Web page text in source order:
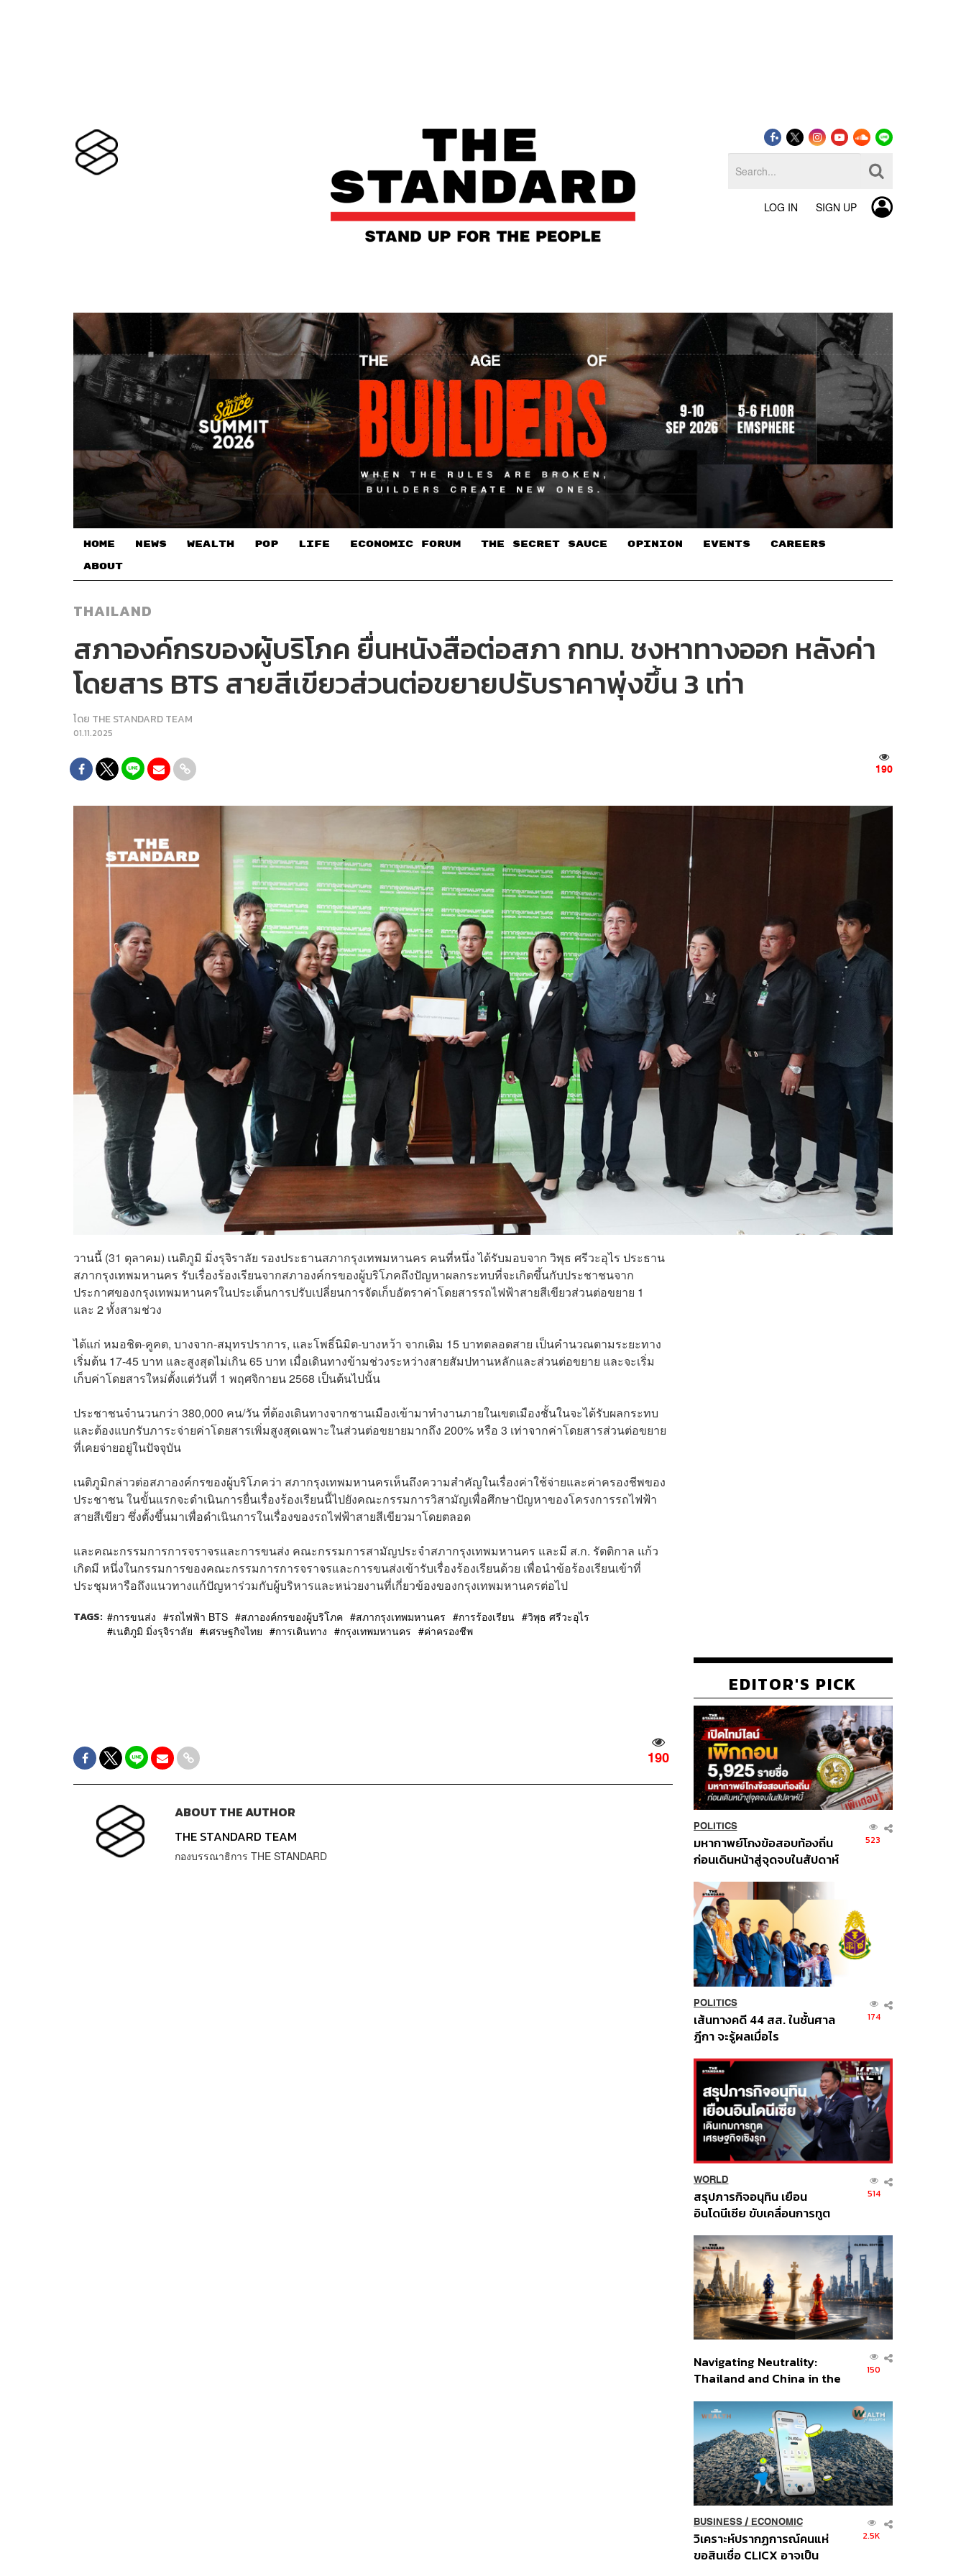
LOG IN SIGN UP
HOME NEWS WEALTH POP LIFE ECONOMIC FORUM THE SECRET SAUCE​ OPINION EVENTS CAREERS
ABOUT
THAILAND
​สภาองค์กรของผู้บริโภค ยื่นหนังสือต่อสภา กทม. ชงหาทางออก หลังค่า
โดยสาร BTS สายสีเขียวส่วนต่อขยายปรับราคาพุ่งขึ้น 3 เท่า
โดย THE STANDARD TEAM
01.11.2025
190
วานนี้ (31 ตุลาคม) เนติภูมิ มิ่งรุจิราลัย รองประธานสภากรุงเทพมหานคร คนที่หนึ่ง ได้รับมอบจาก วิพุธ ศรีวะอุไร ประธาน
สภากรุงเทพมหานคร รับเรื่องร้องเรียนจากสภาองค์กรของผู้บริโภคถึงปัญหาผลกระทบที่จะเกิดขึ้นกับประชาชนจาก
ประกาศของกรุงเทพมหานครในประเด็นการปรับเปลี่ยนการจัดเก็บอัตราค่าโดยสารรถไฟฟ้าสายสีเขียวส่วนต่อขยาย 1
และ 2 ทั้งสามช่วง
ได้แก่ หมอชิต-คูคต, บางจาก-สมุทรปราการ, และโพธิ์นิมิต-บางหว้า จากเดิม 15 บาทตลอดสาย เป็นคำนวณตามระยะทาง
เริ่มต้น 17-45 บาท และสูงสุดไม่เกิน 65 บาท เมื่อเดินทางข้ามช่วงระหว่างสายสัมปทานหลักและส่วนต่อขยาย และจะเริ่ม
เก็บค่าโดยสารใหม่ตั้งแต่วันที่ 1 พฤศจิกายน 2568 เป็นต้นไปนั้น
ประชาชนจำนวนกว่า 380,000 คน/วัน ที่ต้องเดินทางจากชานเมืองเข้ามาทำงานภายในเขตเมืองชั้นในจะได้รับผลกระทบ
และต้องแบกรับภาระจ่ายค่าโดยสารเพิ่มสูงสุดเฉพาะในส่วนต่อขยายมากถึง 200% หรือ 3 เท่าจากค่าโดยสารส่วนต่อขยาย
ที่เคยจ่ายอยู่ในปัจจุบัน
เนติภูมิกล่าวต่อสภาองค์กรของผู้บริโภคว่า สภากรุงเทพมหานครเห็นถึงความสำคัญในเรื่องค่าใช้จ่ายและค่าครองชีพของ
ประชาชน ในขั้นแรกจะดำเนินการยื่นเรื่องร้องเรียนนี้ไปยังคณะกรรมการวิสามัญเพื่อศึกษาปัญหาของโครงการรถไฟฟ้า
สายสีเขียว ซึ่งตั้งขึ้นมาเพื่อดำเนินการในเรื่องของรถไฟฟ้าสายสีเขียวมาโดยตลอด
และคณะกรรมการการจราจรและการขนส่ง คณะกรรมการสามัญประจำสภากรุงเทพมหานคร และมี ส.ก. รัตติกาล แก้ว
เกิดมี หนึ่งในกรรมการของคณะกรรมการการจราจรและการขนส่งเข้ารับเรื่องร้องเรียนด้วย เพื่อนำข้อร้องเรียนเข้าที่
ประชุมหารือถึงแนวทางแก้ปัญหาร่วมกับผู้บริหารและหน่วยงานที่เกี่ยวข้องของกรุงเทพมหานครต่อไป
TAGS: การขนส่ง รถไฟฟ้า BTS สภาองค์กรของผู้บริโภค สภากรุงเทพมหานคร การร้องเรียน
วิพุธ ศรีวะอุไร
เนติภูมิ มิ่งรุจิราลัย
เศรษฐกิจไทย การเดินทาง กรุงเทพมหานคร ค่าครองชีพ
190
ABOUT THE AUTHOR
THE STANDARD TEAM
กองบรรณาธิการ THE STANDARD
EDITOR'S PICK
POLITICS
มหากาพย์โกงข้อสอบท้องถิ่น
ก่อนเดินหน้าสู่จุดจบในสัปดาห์
523
POLITICS
เส้นทางคดี 44 สส. ในชั้นศาล
ฎีกา จะรู้ผลเมื่อไร
174
WORLD
สรุปภารกิจอนุทิน เยือน
อินโดนีเซีย ขับเคลื่อนการทูต
ส่วนยุทธศาสตร์ไทย –
อินโดนีเซีย
514
Navigating Neutrality:
Thailand and China in the
Order
150
BUSINESS/ ECONOMIC
วิเคราะห์ปรากฏการณ์คนแห่
ขอสินเชื่อ CLICX อาจเป็น
2.5K